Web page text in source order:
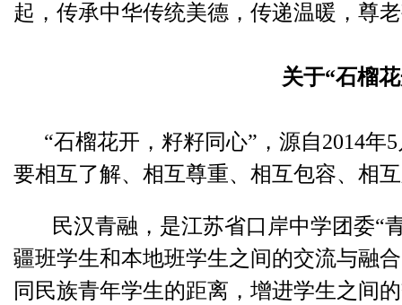
起，传承中华传统美德，传递温暖，尊
关于“石榴
“石榴花开，籽籽同心”，源自2014年5
要相互了解、相互尊重、相互包容、相
民汉青融，是江苏省口岸中学团委“
疆班学生和本地班学生之间的交流与融
同民族青年学生的距离，增进学生之间